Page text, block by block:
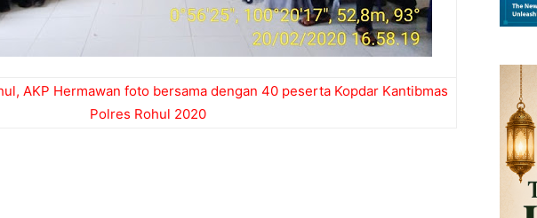
AKP Hermawan foto bersama dengan 40 peserta Kopdar Kantibmas
Polres Rohul 2020